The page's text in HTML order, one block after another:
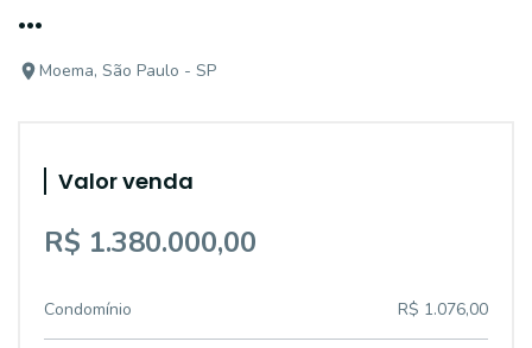
...
Moema, São Paulo - SP
Valor venda
R$ 1.380.000,00
Condomínio R$ 1.076,00